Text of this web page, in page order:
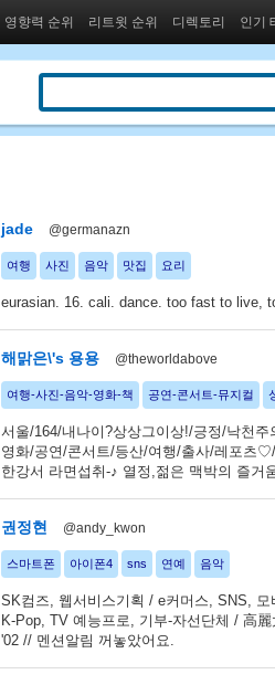
영향력 순위 리트윗 순위 디렉토리 인기
jade @germanazn
여행 사진 음악 맛집 요리
eurasian. 16. cali. dance. too fast to live,
해맑은\'s 용용 @theworldabove
여행-사진-음악-영화-책 공연-콘서트-뮤지컬
서울/164/내나이?상상그이상!/긍정/낙천
영화/공연/콘서트/등산/여행/출사/레포츠
한강서 라면섭취-♪ 열정,젊은 맥박의 즐거
권정현 @andy_kwon
스마트폰 아이폰4 sns 연예 음악
SK컴즈, 웹서비스기획 / e커머스, SNS,
K-Pop, TV 예능프로, 기부-자선단체 / 高
'02 // 멘션알림 꺼놓았어요.